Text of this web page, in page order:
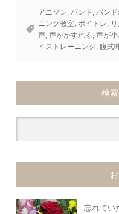
アニソン,バンド,バン
ニング教室,ボイトレ,
声,声がかすれる,声が
イストレーニング, 腹式
検索
忘れてい